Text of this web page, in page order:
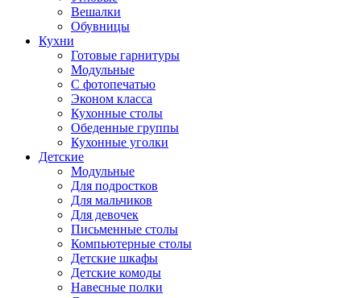
Вешалки
Обувницы
Кухни
Готовые гарнитуры
Модульные
С фотопечатью
Эконом класса
Кухонные столы
Обеденные группы
Кухонные уголки
Детские
Модульные
Для подростков
Для мальчиков
Для девочек
Письменные столы
Компьютерные столы
Детские шкафы
Детские комоды
Навесные полки